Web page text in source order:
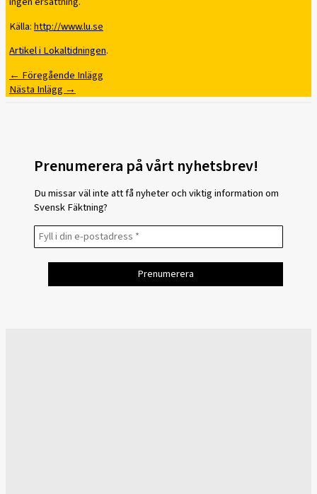
Källa:http://www.lu.se
Artikel i Lokaltidningen.
← Föregående Inlägg
Nästa Inlägg →
Prenumerera på vårt nyhetsbrev!
Du missar väl inte att få nyheter och viktig information om
Svensk Fäktning?